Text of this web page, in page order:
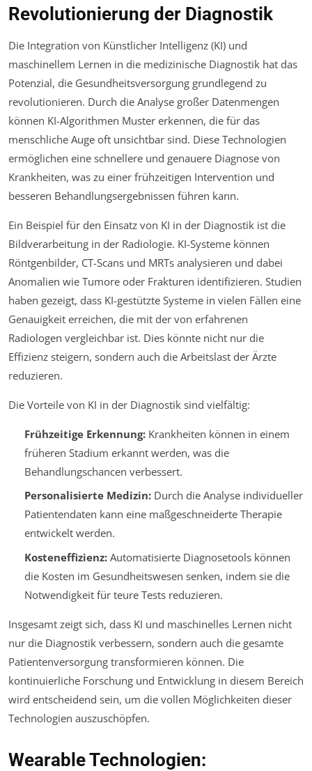
Revolutionierung der Diagnostik
Die Integration von Künstlicher Intelligenz (KI) und
maschinellem Lernen in die medizinische Diagnostik hat das
Potenzial, die Gesundheitsversorgung grundlegend zu
revolutionieren. Durch die Analyse großer Datenmengen
können KI-Algorithmen Muster erkennen, die für das
menschliche Auge oft unsichtbar sind. Diese Technologien
ermöglichen eine schnellere und genauere Diagnose von
Krankheiten, was zu einer frühzeitigen Intervention und
besseren Behandlungsergebnissen führen kann.
Ein Beispiel für den Einsatz von KI in der Diagnostik ist die
Bildverarbeitung in der Radiologie. KI-Systeme können
Röntgenbilder, CT-Scans und MRTs analysieren und dabei
Anomalien wie Tumore oder Frakturen identifizieren. Studien
haben gezeigt, dass KI-gestützte Systeme in vielen Fällen eine
Genauigkeit erreichen, die mit der von erfahrenen
Radiologen vergleichbar ist. Dies könnte nicht nur die
Effizienz steigern, sondern auch die Arbeitslast der Ärzte
reduzieren.
Die Vorteile von KI in der Diagnostik sind vielfältig:
Frühzeitige Erkennung:Krankheiten können in einem
früheren Stadium erkannt werden, was die
Behandlungschancen verbessert.
Personalisierte Medizin:Durch die Analyse individueller
Patientendaten kann eine maßgeschneiderte Therapie
entwickelt werden.
Kosteneffizienz:Automatisierte Diagnosetools können
die Kosten im Gesundheitswesen senken, indem sie die
Notwendigkeit für teure Tests reduzieren.
Insgesamt zeigt sich, dass KI und maschinelles Lernen nicht
nur die Diagnostik verbessern, sondern auch die gesamte
Patientenversorgung transformieren können. Die
kontinuierliche Forschung und Entwicklung in diesem Bereich
wird entscheidend sein, um die vollen Möglichkeiten dieser
Technologien auszuschöpfen.
Wearable Technologien: